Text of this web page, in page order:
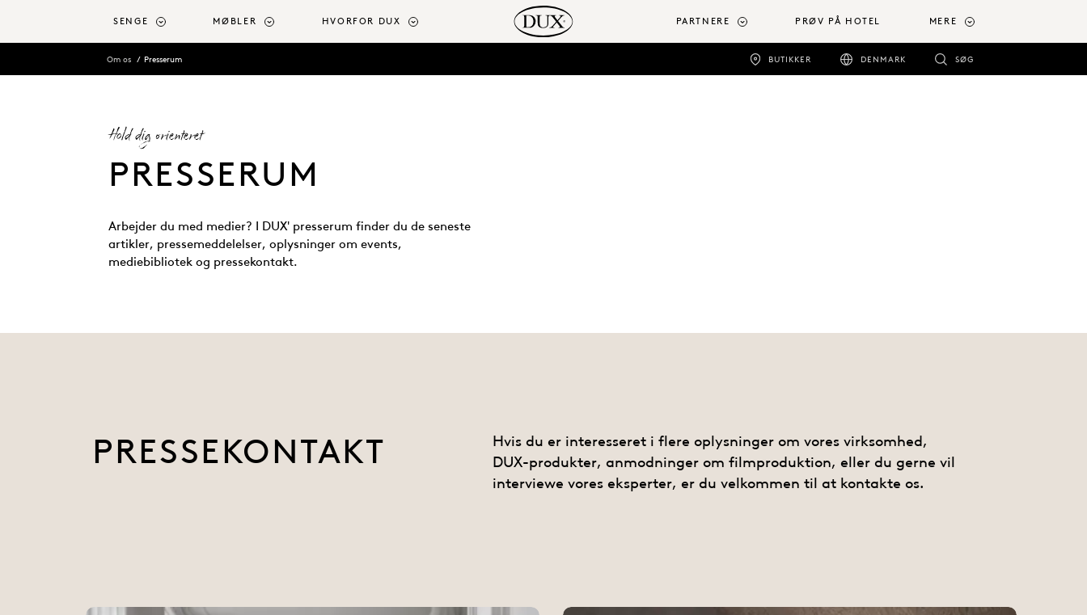
SENGE MØBLER HVORFOR DUX PARTNERE PRØV PÅ HOTEL MERE
BUTIKKER DENMARK SØG
Om os Presserum
Hold dig orienteret
PRESSERUM
Arbejder du med medier? I DUX' presserum finder du de seneste
artikler, pressemeddelelser, oplysninger om events,
mediebibliotek og pressekontakt.
PRESSEKONTAKT
Hvis du er interesseret i flere oplysninger om vores virksomhed,
DUX-produkter, anmodninger om filmproduktion, eller du gerne vil
interviewe vores eksperter, er du velkommen til at kontakte os.